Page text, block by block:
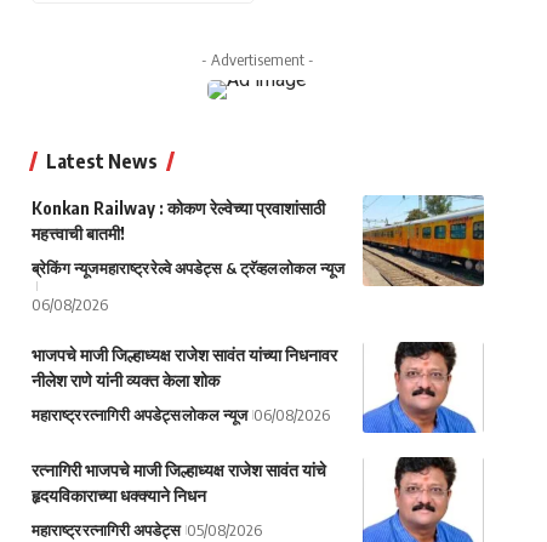
- Advertisement -
Latest News
Konkan Railway : कोकण रेल्वेच्या प्रवाशांसाठी
महत्त्वाची बातमी!
ब्रेकिंग न्यूजमहाराष्ट्ररेल्वे अपडेट्स & ट्रॅव्हललोकल न्यूज
06/08/2026
भाजपचे माजी जिल्हाध्यक्ष राजेश सावंत यांच्या निधनावर
नीलेश राणे यांनी व्यक्त केला शोक
महाराष्ट्ररत्नागिरी अपडेट्सलोकल न्यूज 06/08/2026
रत्नागिरी भाजपचे माजी जिल्हाध्यक्ष राजेश सावंत यांचे
हृदयविकाराच्या धक्क्याने निधन
महाराष्ट्ररत्नागिरी अपडेट्स 05/08/2026